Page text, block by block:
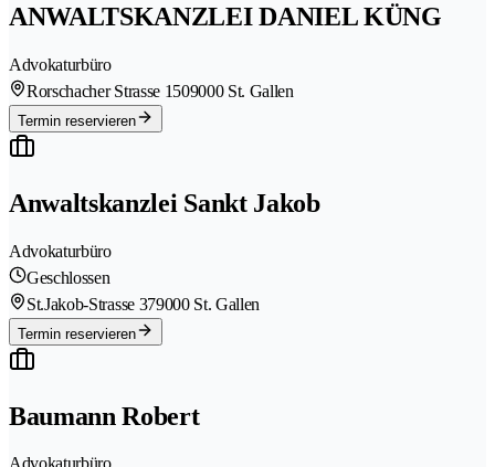
ANWALTSKANZLEI DANIEL KÜNG
Advokaturbüro
Rorschacher Strasse 1509000 St. Gallen
Termin reservieren
Anwaltskanzlei Sankt Jakob
Advokaturbüro
Geschlossen
St.Jakob-Strasse 379000 St. Gallen
Termin reservieren
Baumann Robert